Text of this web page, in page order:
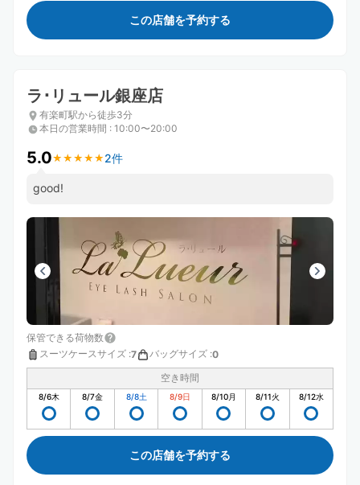
この店舗を予約する
ラ･リュール銀座店
有楽町駅から徒歩3分
本日の営業時間 : 10:00〜20:00
5.0★ ★ ★ ★ ★
★ ★ ★ ★ ★ 2件
good!
保管できる荷物数
スーツケースサイズ :7 バッグサイズ :0
空き時間
8/6木 8/7金 8/8土 8/9日 8/10月 8/11火 8/12水
この店舗を予約する